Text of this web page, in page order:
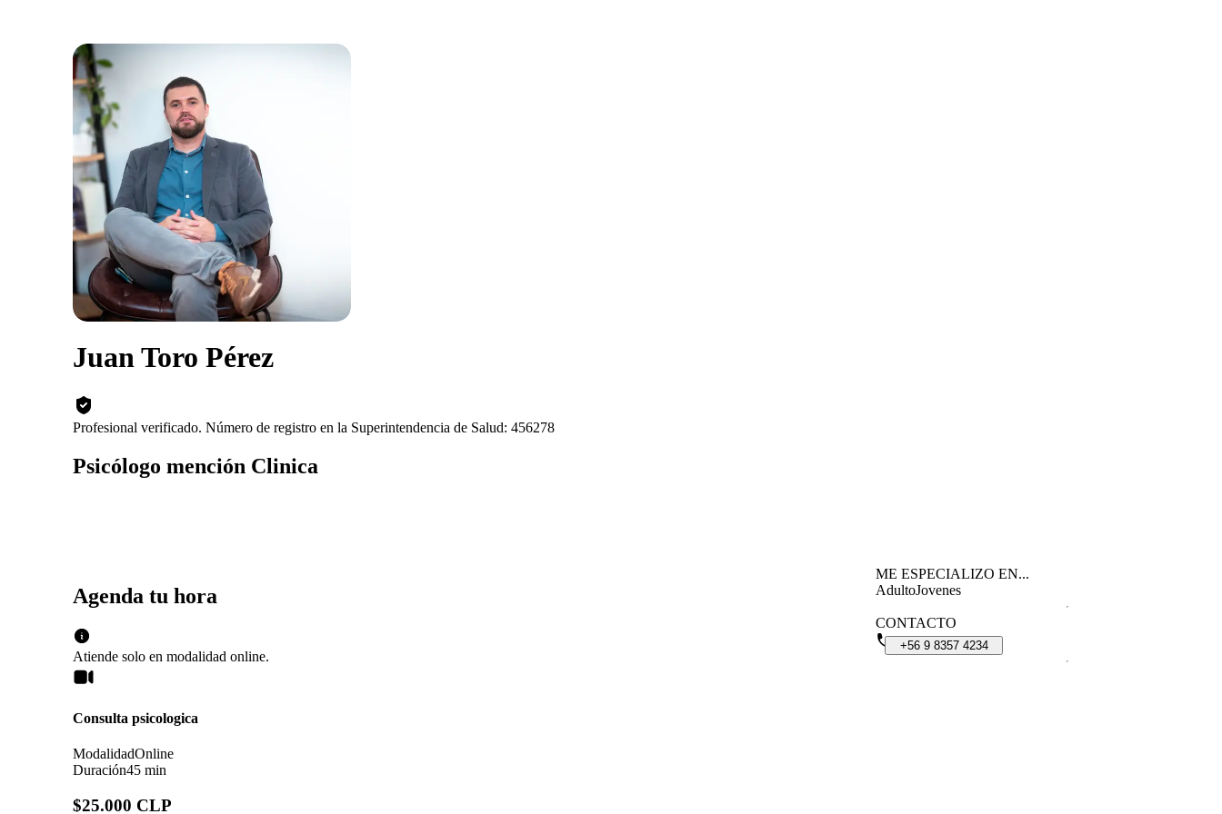
Juan Toro Pérez
Profesional verificado. Número de registro en la Superintendencia de Salud: 456278
Psicólogo mención Clinica
Agenda tu hora
Atiende solo en modalidad online.
Consulta psicologica
ModalidadOnline
Duración45 min
$25.000 CLP
ME ESPECIALIZO EN...
AdultoJovenes
CONTACTO
+56 9 8357 4234